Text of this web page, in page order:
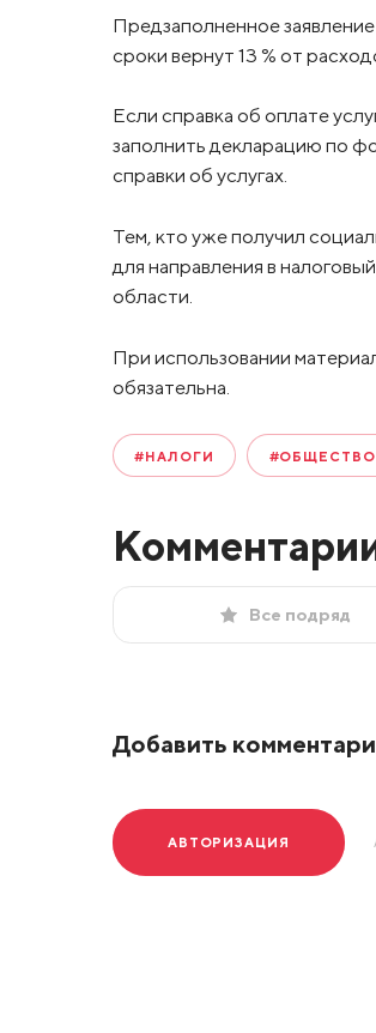
Предзаполненное
сроки вернут 13 % от
Если справка об оплате
заполнить декларацию по
справки об услугах.
Тем, кто уже получил
для направления в
области.
При использовании
обязательна.
#НАЛОГИ #ОБЩЕСТВО
Все подряд
Добавить
АВТОРИЗАЦИЯ